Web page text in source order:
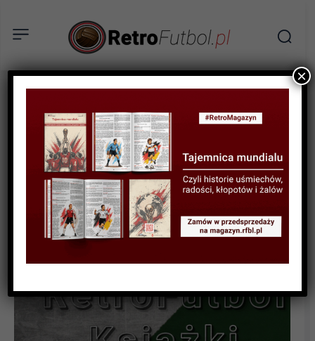
RECENZJA
„Z orłem na piersi – 90 lat
biało – czerwonych” –
recenzja
×